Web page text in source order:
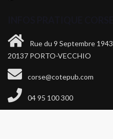
Rue du 9 Septembre 1943
20137 PORTO-VECCHIO
corse@cotepub.com
04 95 100 300